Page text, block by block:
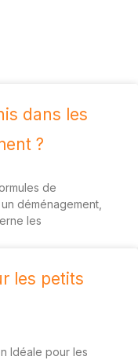
dans les
?
de
déménagement,
les
les petits
Idéale pour les